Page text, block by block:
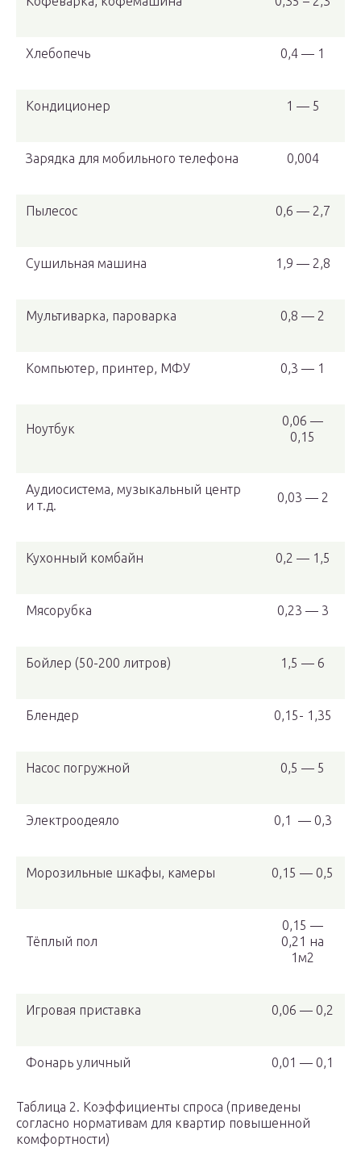
Хлебопечь 0,4 — 1
Кондиционер 1 — 5
Зарядка для мобильного телефона 0,004
Пылесос 0,6 — 2,7
Сушильная машина 1,9 — 2,8
Мультиварка, пароварка 0,8 — 2
Компьютер, принтер, МФУ 0,3 — 1
Ноутбук
0,06 —
0,15
Аудиосистема, музыкальный центр
и т.д.
0,03 — 2
Кухонный комбайн 0,2 — 1,5
Мясорубка 0,23 — 3
Бойлер (50-200 литров) 1,5 — 6
Блендер 0,15- 1,35
Насос погружной 0,5 — 5
Электроодеяло 0,1 — 0,3
Морозильные шкафы, камеры 0,15 — 0,5
Тёплый пол
0,15 —
0,21 на
1м2
Игровая приставка 0,06 — 0,2
Фонарь уличный 0,01 — 0,1
Таблица 2. Коэффициенты спроса (приведены
согласно нормативам для квартир повышенной
комфортности)